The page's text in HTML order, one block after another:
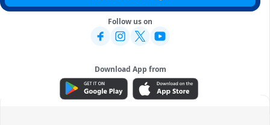
Follow us on
Download App from
ADVERTISEMENT